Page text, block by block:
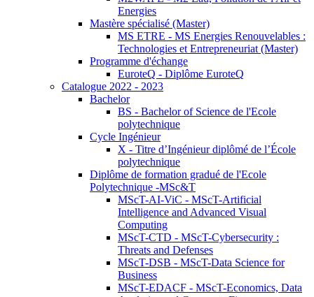
Energies
Mastère spécialisé (Master)
MS ETRE - MS Energies Renouvelables :
Technologies et Entrepreneuriat (Master)
Programme d'échange
EuroteQ - Diplôme EuroteQ
Catalogue 2022 - 2023
Bachelor
BS - Bachelor of Science de l'Ecole
polytechnique
Cycle Ingénieur
X - Titre d’Ingénieur diplômé de l’École
polytechnique
Diplôme de formation gradué de l'Ecole
Polytechnique -MSc&T
MScT-AI-ViC - MScT-Artificial
Intelligence and Advanced Visual
Computing
MScT-CTD - MScT-Cybersecurity :
Threats and Defenses
MScT-DSB - MScT-Data Science for
Business
MScT-EDACF - MScT-Economics, Data